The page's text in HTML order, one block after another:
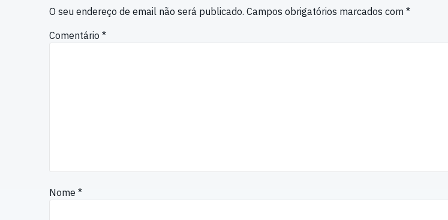
O seu endereço de email não será publicado. Campos obrigatórios marcados com *
Comentário *
Nome *